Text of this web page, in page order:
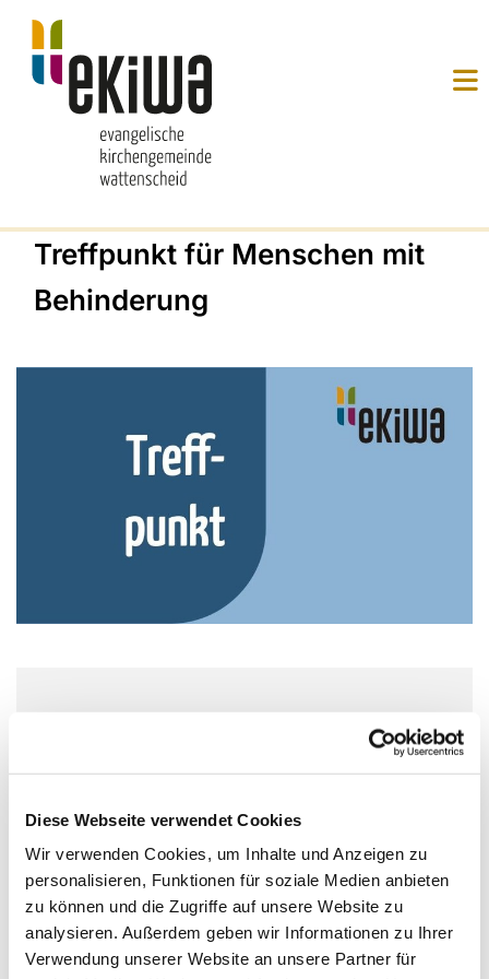
Diese Webseite verwendet Cookies
Wir verwenden Cookies, um Inhalte und Anzeigen zu
personalisieren, Funktionen für soziale Medien anbieten
zu können und die Zugriffe auf unsere Website zu
analysieren. Außerdem geben wir Informationen zu Ihrer
Verwendung unserer Website an unsere Partner für
Treffpunkt für Menschen mit
Behinderung
Donnerstag, 12. August 2027, 17:00
Wichernhaus, Parkallee 20, 44866
Bochum